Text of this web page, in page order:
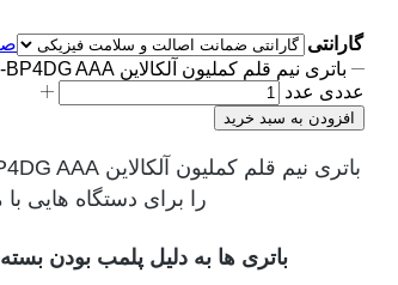
گارانتی
عددی عدد
افزودن به سبد خرید
را برای دستگاه هایی
باتری ها به دلیل پلمب بودن